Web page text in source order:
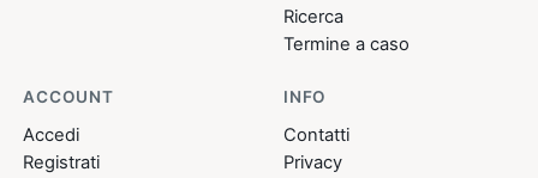
Ricerca
Termine a caso
ACCOUNT
Accedi
Registrati
INFO
Contatti
Privacy